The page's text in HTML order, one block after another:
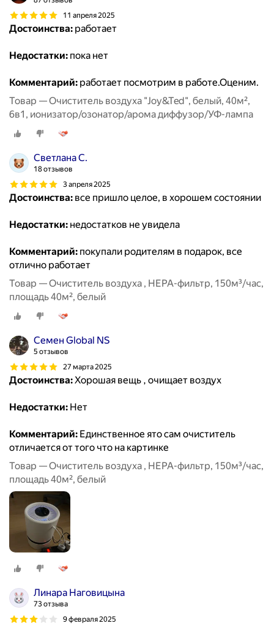
11 апреля 2025
Достоинства: работает
Недостатки: пока нет
Комментарий: работает посмотрим в работе.Оценим.
Товар — Очиститель воздуха "Joy&Ted", белый, 40м²,
6в1, ионизатор/озонатор/арома диффузор/УФ-лампа
Светлана С.
18 отзывов
3 апреля 2025
Достоинства: все пришло целое, в хорошем состоянии
Недостатки: недостатков не увидела
Комментарий: покупали родителям в подарок, все
отлично работает
Товар — Очиститель воздуха , HEPA-фильтр, 150м³/час,
площадь 40м², белый
Семен Global NS
5 отзывов
27 марта 2025
Достоинства:Хорошая вещь , очищает воздух
Недостатки: Нет
Комментарий: Единственное ято сам очиститель
отличается от того что на картинке
Товар — Очиститель воздуха , HEPA-фильтр, 150м³/час,
площадь 40м², белый
Линара Наговицына
73 отзыва
9 февраля 2025